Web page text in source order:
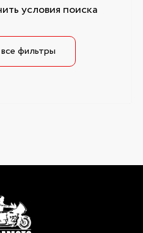
условия поиска
фильтры